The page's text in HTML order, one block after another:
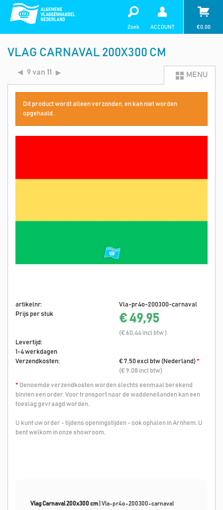
Zoek ACCOUNT €0,00
VLAG CARNAVAL 200X300 CM
9 van 11 MENU
Dit product wordt alleen verzonden, en kan niet worden
opgehaald.
artikelnr:
Vla-pr4o-200300-carnaval
Prijs per stuk
€ 49,95
(€ 60,44 incl btw )
Levertijd:
1-4 werkdagen
Verzendkosten:
€ 7,50 excl btw (Nederland)*
(€ 9,08 incl btw)
* Genoemde verzendkosten worden slechts eenmaal berekend
binnen een order. Voor transport naar de waddeneilanden kan een
toeslag gevraagd worden.
U kunt uw order - tijdens openingstijden - ook ophalen in Arnhem. U
bent welkom in onze showroom.
Vlag Carnaval 200x300 cm Vla-pr4o-200300-carnaval